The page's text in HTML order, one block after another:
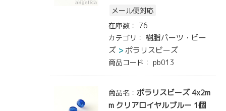
メール便対応
在庫数： 76
カテゴリ： 樹脂パーツ・ビー
ズ
ポラリスビーズ
商品コード： pb013
商品名：ポラリスビーズ 4x2m
m クリアロイヤルブルー 1個